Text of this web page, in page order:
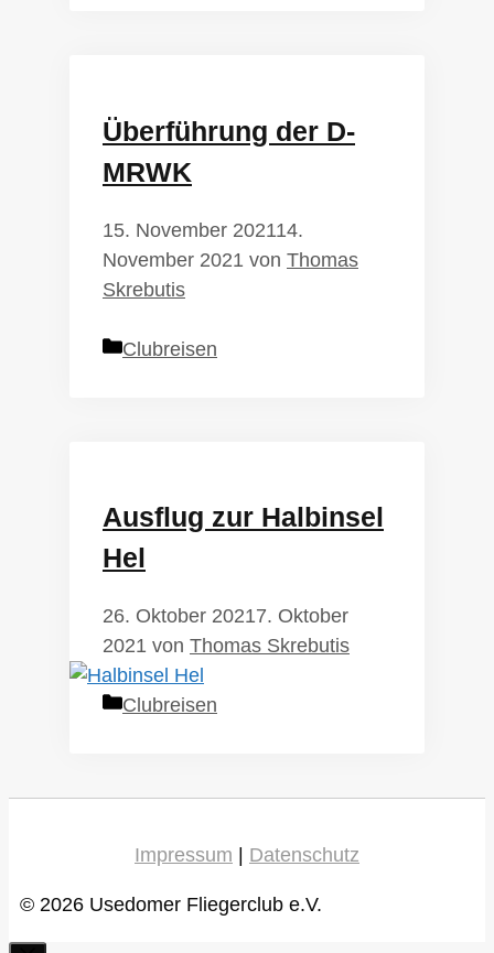
Überführung der D-
MRWK
15. November 202114.
November 2021 von Thomas
Skrebutis
Kategorien
Clubreisen
Ausflug zur Halbinsel
Hel
26. Oktober 20217. Oktober
2021 von Thomas Skrebutis
Kategorien
Clubreisen
Impressum Datenschutz
© 2026 Usedomer Fliegerclub e.V.